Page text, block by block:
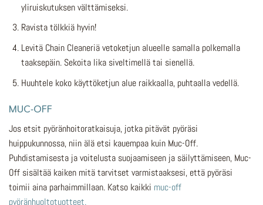
yliruiskutuksen välttämiseksi.
Ravista tölkkiä hyvin!
Levitä Chain Cleaneriä vetoketjun alueelle samalla polkemalla
taaksepäin. Sekoita lika siveltimellä tai sienellä.
Huuhtele koko käyttöketjun alue raikkaalla, puhtaalla vedellä.
MUC-OFF
Jos etsit pyöränhoitoratkaisuja, jotka pitävät pyöräsi
huippukunnossa, niin älä etsi kauempaa kuin Muc-Off.
Puhdistamisesta ja voitelusta suojaamiseen ja säilyttämiseen, Muc-
Off sisältää kaiken mitä tarvitset varmistaaksesi, että pyöräsi
toimii aina parhaimmillaan. Katso kaikki muc-off
pyöränhuoltotuotteet.